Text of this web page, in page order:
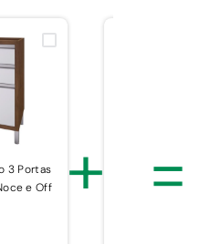
3 Portas
e Off
+
Válvula Para
=